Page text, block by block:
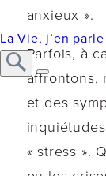
La Vie, j’en parle
anxieux ».
Parfois, à
affrontons,
et des
« stress ».